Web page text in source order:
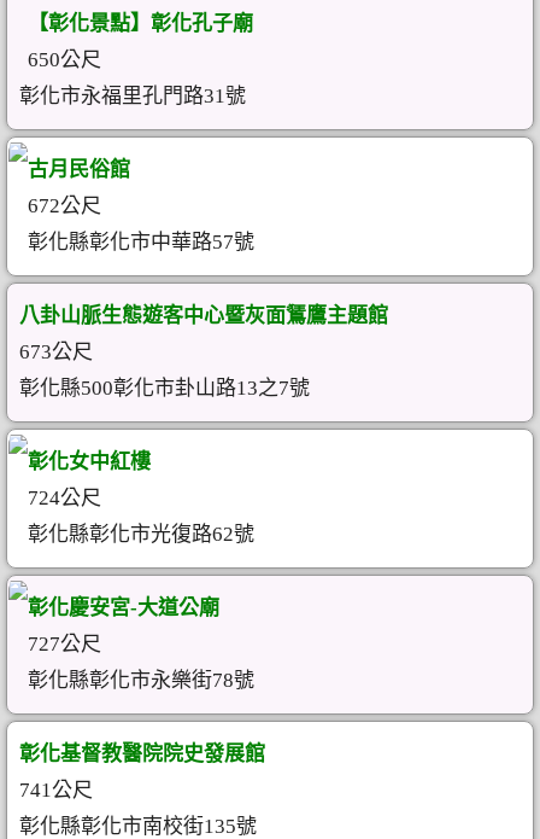
【彰化景點】彰化孔子廟
650公尺
彰化市永福里孔門路31號
古月民俗館
672公尺
彰化縣彰化市中華路57號
八卦山脈生態遊客中心暨灰面鵟鷹主題館
673公尺
彰化縣500彰化市卦山路13之7號
彰化女中紅樓
724公尺
彰化縣彰化市光復路62號
彰化慶安宮-大道公廟
727公尺
彰化縣彰化市永樂街78號
彰化基督教醫院院史發展館
741公尺
彰化縣彰化市南校街135號